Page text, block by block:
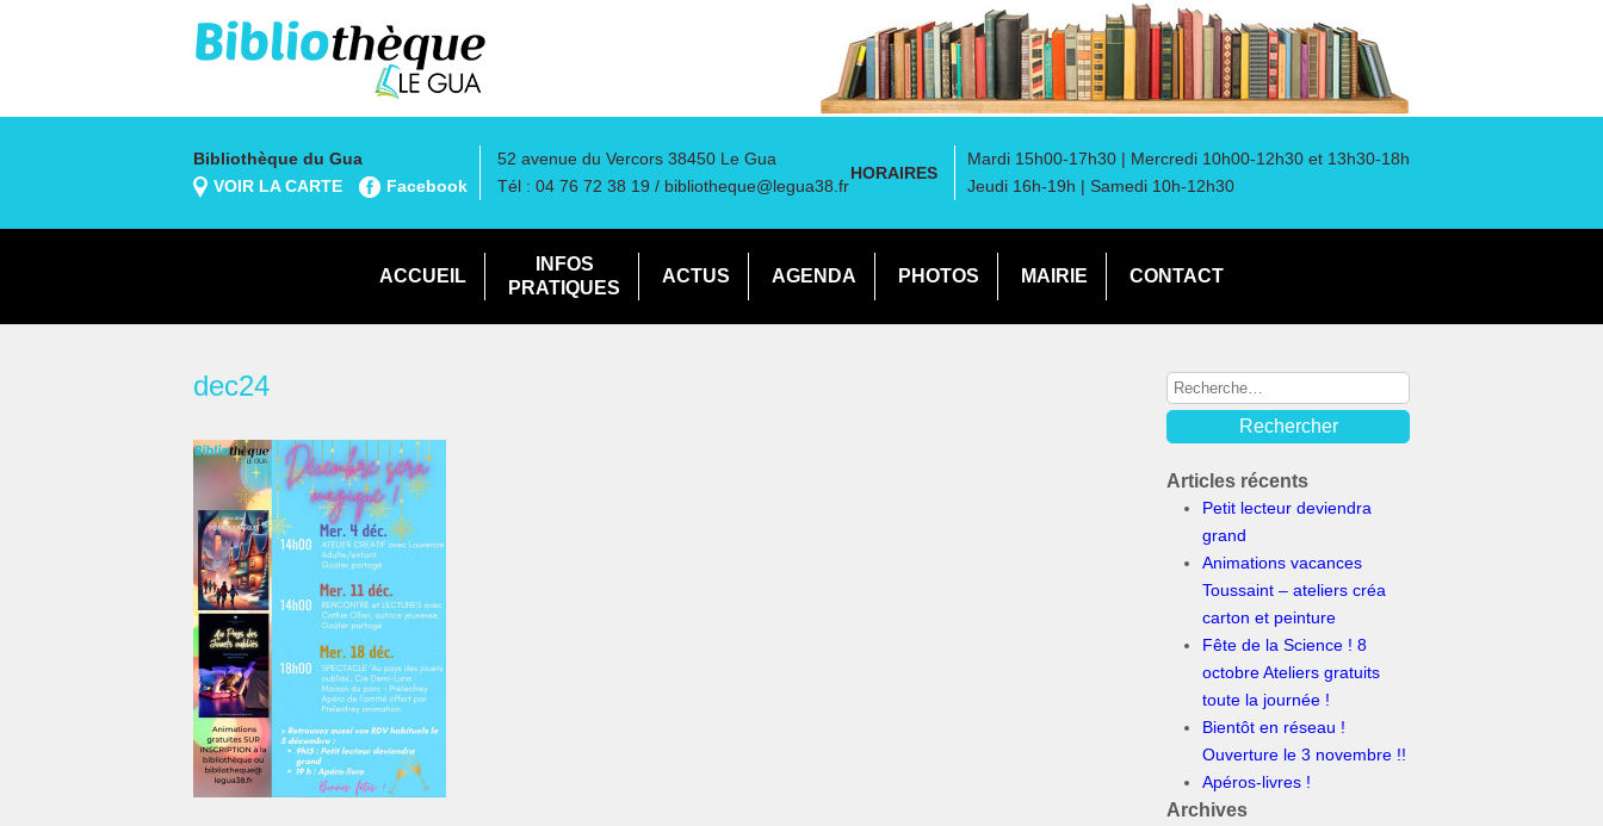
Bibliothèque du Gua
VOIR LA CARTE
Facebook
52 avenue du Vercors 38450 Le Gua
Tél : 04 76 72 38 19 / bibliotheque@legua38.fr
HORAIRES
Mardi 15h00-17h30 | Mercredi 10h00-12h30 et 13h30-18h
Jeudi 16h-19h | Samedi 10h-12h30
ACCUEIL
INFOS
PRATIQUES
ACTUS AGENDA PHOTOS MAIRIE CONTACT
dec24
Articles récents
Petit lecteur deviendra
grand
Animations vacances
Toussaint – ateliers créa
carton et peinture
Fête de la Science ! 8
octobre Ateliers gratuits
toute la journée !
Bientôt en réseau !
Ouverture le 3 novembre !!
Apéros-livres !
Archives